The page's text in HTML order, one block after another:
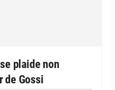
plaide non
de Gossi